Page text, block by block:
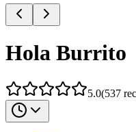
Hola Burrito
5.0(537